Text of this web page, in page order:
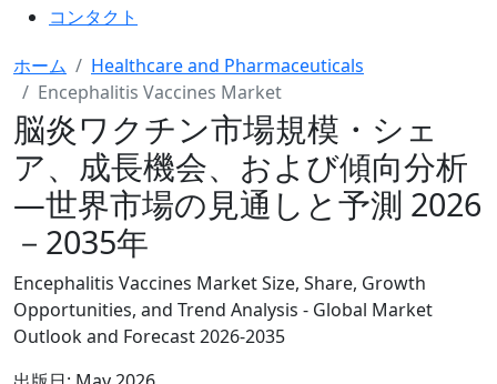
コンタクト
ホーム
Healthcare and Pharmaceuticals
Encephalitis Vaccines Market
脳炎ワクチン市場規模・シェ
ア、成長機会、および傾向分析
―世界市場の見通しと予測 2026
－2035年
Encephalitis Vaccines Market Size, Share, Growth
Opportunities, and Trend Analysis - Global Market
Outlook and Forecast 2026-2035